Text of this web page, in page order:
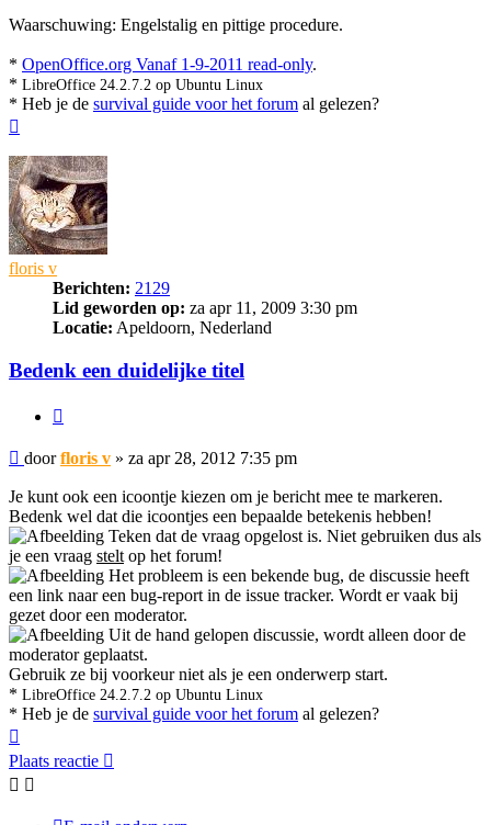
Waarschuwing: Engelstalig en pittige procedure.
* OpenOffice.org Vanaf 1-9-2011 read-only.
* LibreOffice 24.2.7.2 op Ubuntu Linux
* Heb je de survival guide voor het forum al gelezen?
floris v
Berichten: 2129
Lid geworden op: za apr 11, 2009 3:30 pm
Locatie: Apeldoorn, Nederland
Bedenk een duidelijke titel
Bericht
doorfloris v » za apr 28, 2012 7:35 pm
Je kunt ook een icoontje kiezen om je bericht mee te markeren.
Bedenk wel dat die icoontjes een bepaalde betekenis hebben!
Teken dat de vraag opgelost is. Niet gebruiken dus als
je een vraag stelt op het forum!
Het probleem is een bekende bug, de discussie heeft
een link naar een bug-report in de issue tracker. Wordt er vaak bij
gezet door een moderator.
Uit de hand gelopen discussie, wordt alleen door de
moderator geplaatst.
Gebruik ze bij voorkeur niet als je een onderwerp start.
* LibreOffice 24.2.7.2 op Ubuntu Linux
* Heb je de survival guide voor het forum al gelezen?
Plaats reactie